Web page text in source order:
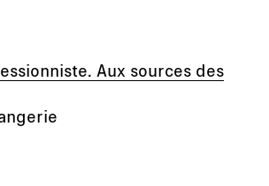
Aux sources des